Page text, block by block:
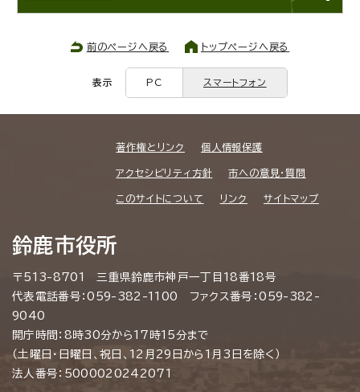
前のページへ戻る トップページへ戻る
表示 PC スマートフォン
著作権とリンク 個人情報保護
アクセシビリティ方針 市への意見・質問
このサイトについて リンク サイトマップ
鈴鹿市役所
〒513-8701 三重県鈴鹿市神戸一丁目18番18号
代表電話番号：059-382-1100 ファクス番号：059-382-
9040
開庁時間：8時30分から17時15分まで
（土曜日・日曜日、祝日、12月29日から1月3日を除く）
法人番号：5000020242071